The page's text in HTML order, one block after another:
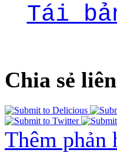
Tái bản
Chia sẻ
Thêm phản